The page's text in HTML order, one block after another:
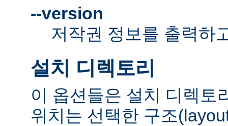
--version
저작권 정보를 출력하
설치 디렉토리
이 옵션들은 설치 디렉토
위치는 선택한 구조